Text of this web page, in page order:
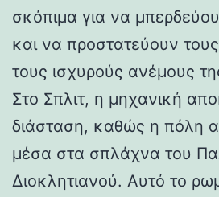
σκόπιμα για να
και να προστατεύουν
τους ισχυρούς ανέμους
Στο Σπλιτ, η μηχανική
διάσταση, καθώς η πόλη
μέσα στα σπλάχνα του
Διοκλητιανού. Αυτό το